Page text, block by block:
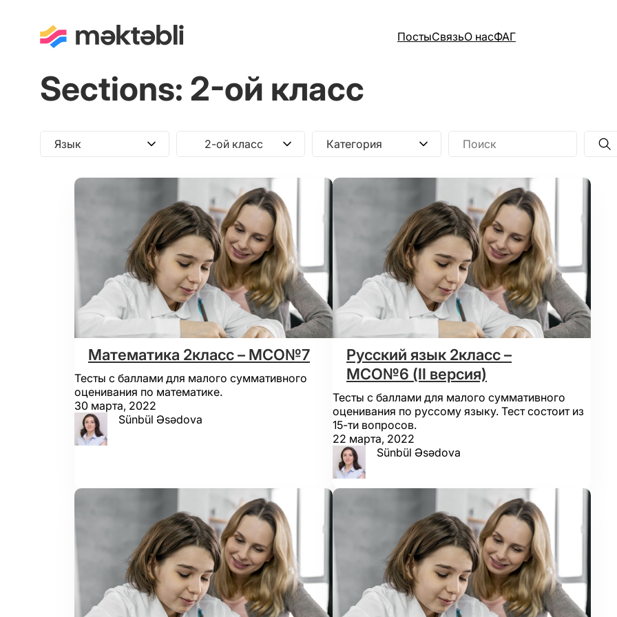
ПостыСвязьО насФАГ
Sections: 2-ой класс
Математика 2класс – МСО№7
Тесты с баллами для малого суммативного
оценивания по математике.
30 марта, 2022
Sünbül Əsədova
Русский язык 2класс –
МСО№6 (II версия)
Тесты с баллами для малого суммативного
оценивания по руссому языку. Тест состоит из
15-ти вопросов.
22 марта, 2022
Sünbül Əsədova